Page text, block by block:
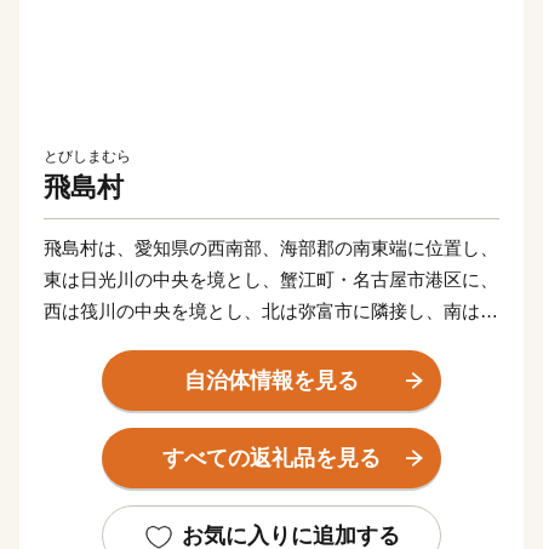
とびしまむら
飛島村
飛島村は、愛知県の西南部、海部郡の南東端に位置し、
東は日光川の中央を境とし、蟹江町・名古屋市港区に、
西は筏川の中央を境とし、北は弥富市に隣接し、南は伊
全体の面積は約22.43ｋ㎡と小さな村ですが、北部は農
村地帯、南部は臨海工業地帯となっており、昔ながらの
田園風景と、名古屋港を中心とした貿易の拠点としての
機能が共存している村です。
の栽培が盛んに行われています。また、一部では金魚の
自治体情報を見る
すべての返礼品を見る
お気に入りに追加する